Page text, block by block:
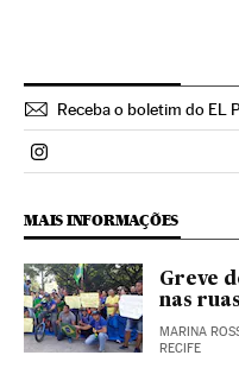
Receba o boletim do EL
Politica El País Brasil en
MAIS INFORMAÇÕES
Greve
nas
MARINA
RECIFE